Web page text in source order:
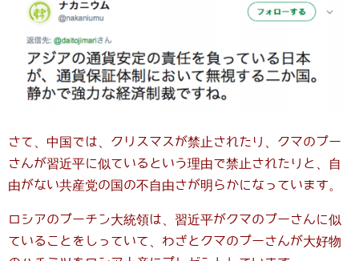
さて、中国では、クリスマスが禁止されたり、クマのプー
さんが習近平に似ているという理由で禁止されたりと、自
由がない共産党の国の不自由さが明らかになっています。
ロシアのプーチン大統領は、習近平がクマのプーさんに似
ていることをしっていて、わざとクマのプーさんが大好物